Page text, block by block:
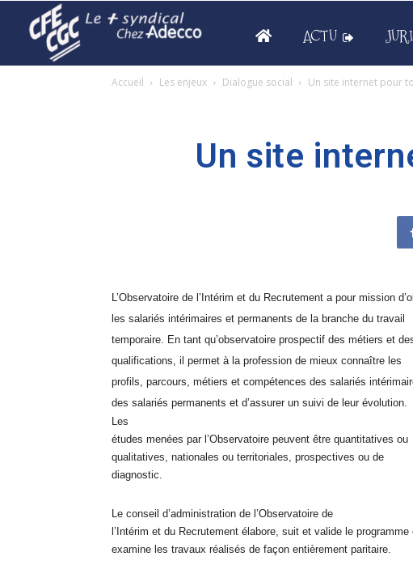
ACTU
Accueil Les enjeux Dialogue social Un site internet pour
Un site
L’Observatoire de l’Intérim et du Recrutement a pour mission
les salariés intérimaires et permanents de la branche du travail
temporaire. En tant qu’observatoire prospectif des métiers et
qualifications, il permet à la profession de mieux connaître les
profils, parcours, métiers et compétences des salariés
des salariés permanents et d’assurer un suivi de leur évolution.
Les
études menées par l’Observatoire peuvent être quantitatives ou
qualitatives, nationales ou territoriales, prospectives ou de
diagnostic.
Le conseil d’administration de l’Observatoire de
l’Intérim et du Recrutement élabore, suit et valide le programme
examine les travaux réalisés de façon entièrement paritaire.